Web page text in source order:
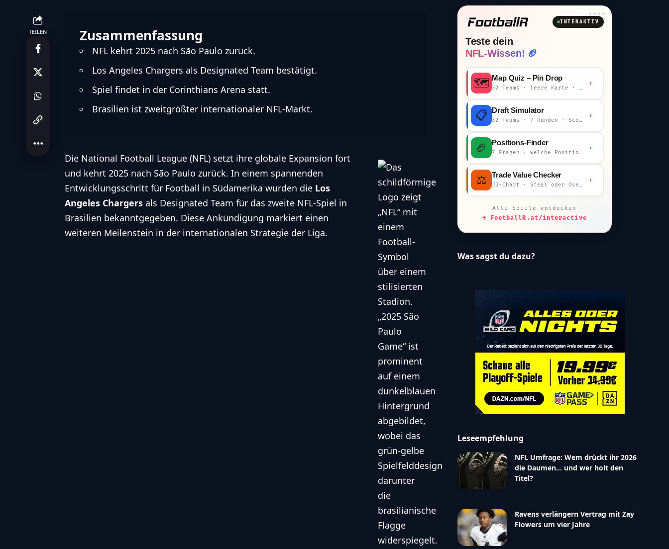
TEILEN Zusammenfassung
NFL kehrt 2025 nach São Paulo zurück.
Los Angeles Chargers als Designated Team bestätigt.
Spiel findet in der Corinthians Arena statt.
Brasilien ist zweitgrößter internationaler NFL-Markt.
Die National Football League (NFL) setzt ihre globale Expansion fort
und kehrt 2025 nach São Paulo zurück. In einem spannenden
Entwicklungsschritt für Football in Südamerika wurden die Los
Angeles Chargers als Designated Team für das zweite NFL-Spiel in
Brasilien bekanntgegeben. Diese Ankündigung markiert einen
weiteren Meilenstein in der internationalen Strategie der Liga.
INTERAKTIV
Teste dein
NFL-Wissen! 🏈
🗺️ Map Quiz – Pin Drop
32 Teams · leere Karte · km-Wertung
›
📋 Draft Simulator
32 Teams · 7 Runden · Scout-Kommentar
›
🏈 Positions-Finder
7 Fragen · welche Position bist du?
›
⚖️ Trade Value Checker
JJ-Chart · Steal oder Overpay?
›
Alle Spiele entdecken
→ FootballR.at/interactive
Was sagst du dazu?
Leseempfehlung
NFL Umfrage: Wem drückt ihr 2026
die Daumen… und wer holt den
Titel?
Ravens verlängern Vertrag mit Zay
Flowers um vier Jahre